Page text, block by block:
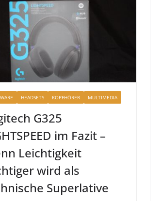
HEADSETS KOPFHÖRER MULTIMEDIA
G325
im Fazit –
Leichtigkeit
wird als
Superlative